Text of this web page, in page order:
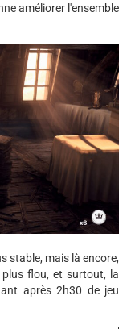
améliorer l'ensemble
stable, mais là encore,
flou, et surtout, la
après 2h30 de jeu